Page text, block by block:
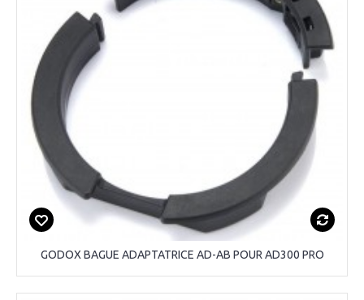
GODOX BAGUE ADAPTATRICE AD-AB POUR AD300 PRO